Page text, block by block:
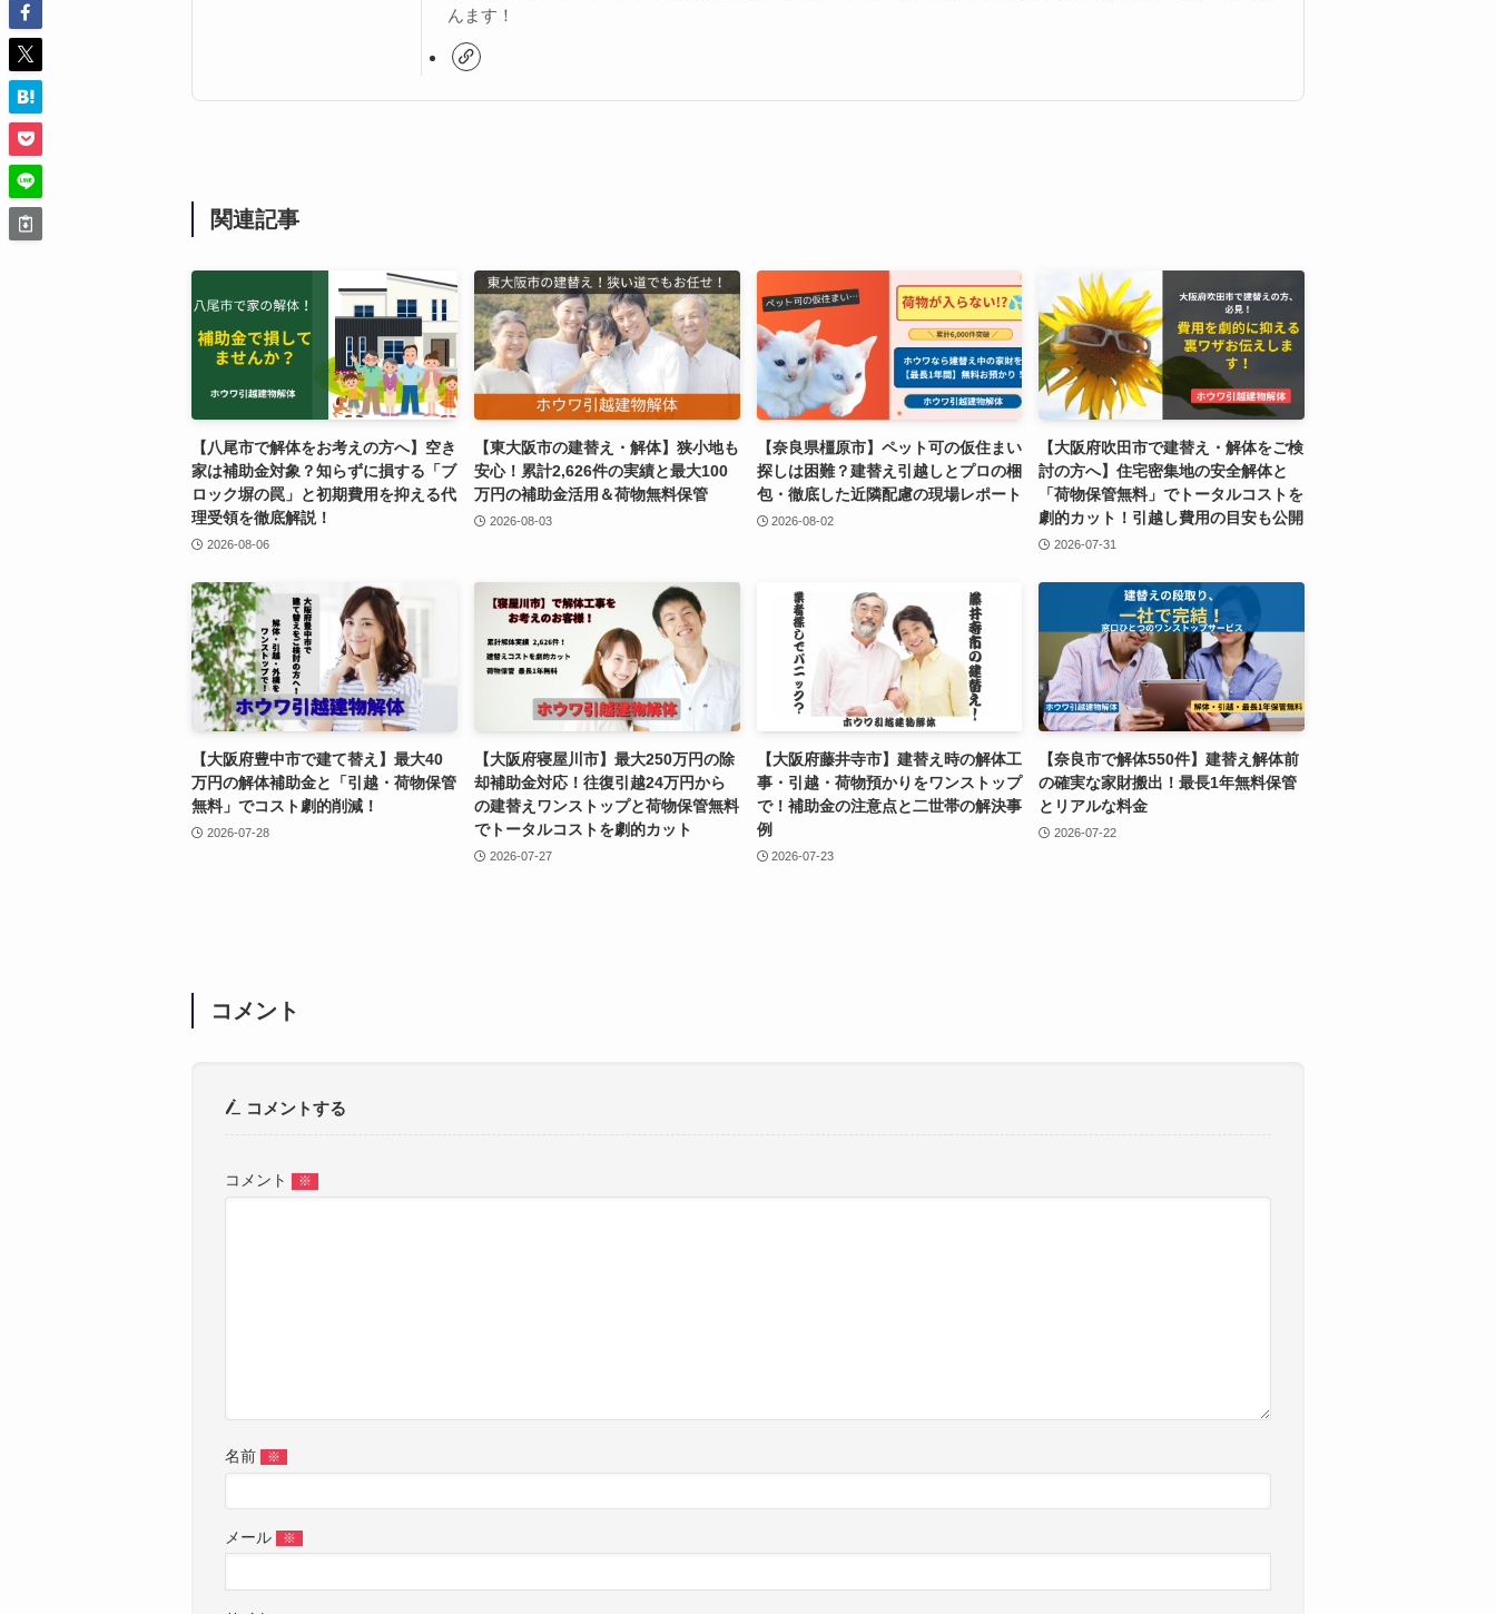
んます！
関連記事
【八尾市で解体をお考えの方へ】空き
家は補助金対象？知らずに損する「ブ
ロック塀の罠」と初期費用を抑える代
理受領を徹底解説！
2026-08-06
【東大阪市の建替え・解体】狭小地も
安心！累計2,626件の実績と最大100
万円の補助金活用＆荷物無料保管
2026-08-03
【奈良県橿原市】ペット可の仮住まい
探しは困難？建替え引越しとプロの梱
包・徹底した近隣配慮の現場レポート
2026-08-02
【大阪府吹田市で建替え・解体をご検
討の方へ】住宅密集地の安全解体と
「荷物保管無料」でトータルコストを
劇的カット！引越し費用の目安も公開
2026-07-31
【大阪府豊中市で建て替え】最大40
万円の解体補助金と「引越・荷物保管
無料」でコスト劇的削減！
2026-07-28
【大阪府寝屋川市】最大250万円の除
却補助金対応！往復引越24万円から
の建替えワンストップと荷物保管無料
でトータルコストを劇的カット
2026-07-27
【大阪府藤井寺市】建替え時の解体工
事・引越・荷物預かりをワンストップ
で！補助金の注意点と二世帯の解決事
例
2026-07-23
【奈良市で解体550件】建替え解体前
の確実な家財搬出！最長1年無料保管
とリアルな料金
2026-07-22
コメント
コメントする
コメント ※
名前 ※
メール ※